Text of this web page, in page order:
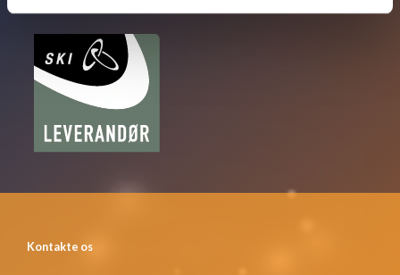
Kontakte os